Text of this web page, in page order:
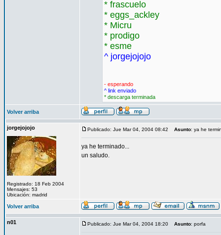
* frascuelo
* eggs_ackley
* Micru
* prodigo
* esme
^ jorgejojojo
- esperando
^ link enviado
* descarga terminada
Volver arriba
jorgejojojo
Registrado: 18 Feb 2004
Mensajes: 53
Ubicación: madrid
Publicado: Jue Mar 04, 2004 08:42 Asunto: ya he
ya he terminado...
un saludo.
Volver arriba
n01 Publicado: Jue Mar 04, 2004 18:20 Asunto: porfa